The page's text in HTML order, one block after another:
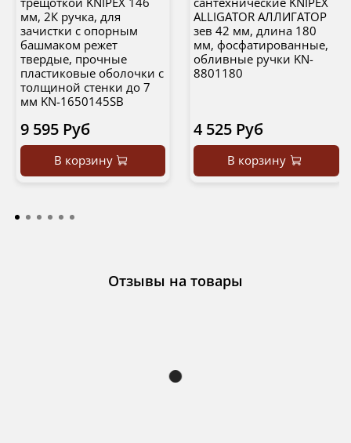
мм, 2К ручка, для
зачистки c опорным
башмаком режет
твердые, прочные
пластиковые оболочки с
толщиной стенки до 7
мм KN-1650145SB
9 595 Руб
В корзину
ALLIGATOR АЛЛИГАТОР
зев 42 мм, длина 180
мм, фосфатированные,
обливные ручки KN-
8801180
4 525 Руб
В корзину
Отзывы на товары